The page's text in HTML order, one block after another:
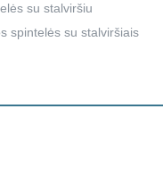
su stalviršiu
spintelės su stalviršiais